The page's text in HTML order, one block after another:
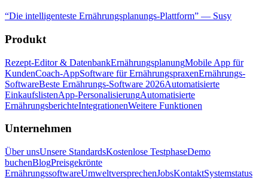
“Die intelligenteste Ernährungsplanungs-Plattform” — Susy
Produkt
Rezept-Editor & DatenbankErnährungsplanungMobile App für
KundenCoach-AppSoftware für ErnährungspraxenErnährungs-
SoftwareBeste Ernährungs-Software 2026Automatisierte
EinkaufslistenApp-PersonalisierungAutomatisierte
ErnährungsberichteIntegrationenWeitere Funktionen
Unternehmen
Über unsUnsere StandardsKostenlose TestphaseDemo
buchenBlogPreisgekrönte
ErnährungssoftwareUmweltversprechenJobsKontaktSystemstatus